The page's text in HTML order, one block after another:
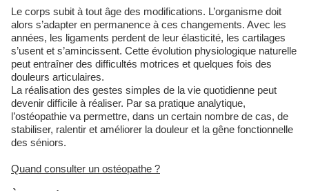
Le corps subit à tout âge des modifications. L’organisme doit
alors s’adapter en permanence à ces changements. Avec les
années, les ligaments perdent de leur élasticité, les cartilages
s’usent et s’amincissent. Cette évolution physiologique naturelle
peut entraîner des difficultés motrices et quelques fois des
douleurs articulaires.
La réalisation des gestes simples de la vie quotidienne peut
devenir difficile à réaliser. Par sa pratique analytique,
l’ostéopathie va permettre, dans un certain nombre de cas, de
stabiliser, ralentir et améliorer la douleur et la gêne fonctionnelle
des séniors.
Quand consulter un ostéopathe ?